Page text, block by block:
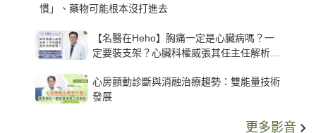
慣」、藥物可能根本沒打進去
【名醫在Heho】胸痛一定是心臟病嗎？一
定要裝支架？心臟科權威張其任主任解析支
心房顫動診斷與消融治療趨勢：雙能量技術
發展
更多影音